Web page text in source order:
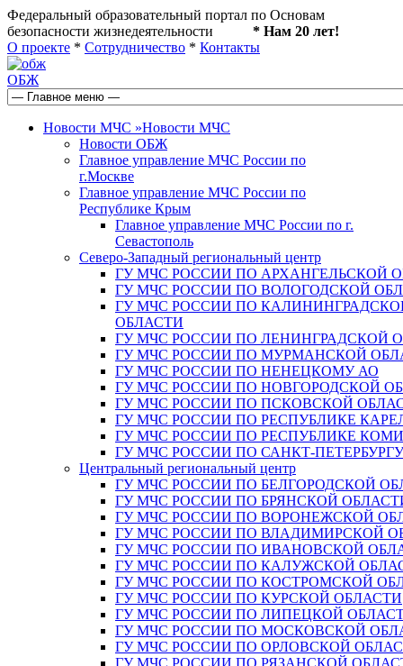
Федеральный образовательный портал по Основам
безопасности жизнедеятельности * Нам 20 лет!
О проекте * Сотрудничество * Контакты
ОБЖ
Новости МЧС »Новости МЧС
Новости ОБЖ
Главное управление МЧС России по
г.Москве
Главное управление МЧС России по
Республике Крым
Главное управление МЧС России по г.
Севастополь
Северо-Западный региональный центр
ГУ МЧС РОССИИ ПО АРХАНГЕЛЬСКОЙ
ГУ МЧС РОССИИ ПО ВОЛОГОДСКОЙ
ГУ МЧС РОССИИ ПО
ОБЛАСТИ
ГУ МЧС РОССИИ ПО ЛЕНИНГРАДСКОЙ
ГУ МЧС РОССИИ ПО МУРМАНСКОЙ
ГУ МЧС РОССИИ ПО НЕНЕЦКОМУ АО
ГУ МЧС РОССИИ ПО НОВГОРОДСКОЙ
ГУ МЧС РОССИИ ПО ПСКОВСКОЙ
ГУ МЧС РОССИИ ПО РЕСПУБЛИКЕ
ГУ МЧС РОССИИ ПО РЕСПУБЛИКЕ КОМИ
ГУ МЧС РОССИИ ПО САНКТ-ПЕТЕРБУРГУ
Центральный региональный центр
ГУ МЧС РОССИИ ПО БЕЛГОРОДСКОЙ
ГУ МЧС РОССИИ ПО БРЯНСКОЙ
ГУ МЧС РОССИИ ПО ВОРОНЕЖСКОЙ
ГУ МЧС РОССИИ ПО ВЛАДИМИРСКОЙ
ГУ МЧС РОССИИ ПО ИВАНОВСКОЙ
ГУ МЧС РОССИИ ПО КАЛУЖСКОЙ
ГУ МЧС РОССИИ ПО КОСТРОМСКОЙ
ГУ МЧС РОССИИ ПО КУРСКОЙ ОБЛАСТИ
ГУ МЧС РОССИИ ПО ЛИПЕЦКОЙ
ГУ МЧС РОССИИ ПО МОСКОВСКОЙ
ГУ МЧС РОССИИ ПО ОРЛОВСКОЙ
ГУ МЧС РОССИИ ПО РЯЗАНСКОЙ